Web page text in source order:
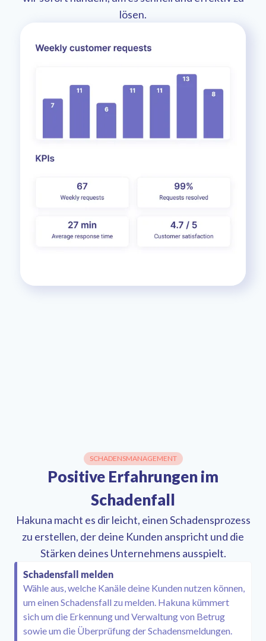
lösen.
SCHADENSMANAGEMENT
Positive Erfahrungen im
Schadenfall
Hakuna macht es dir leicht, einen Schadensprozess
zu erstellen, der deine Kunden anspricht und die
Stärken deines Unternehmens ausspielt.
Schadensfall melden
Wähle aus, welche Kanäle deine Kunden nutzen können,
um einen Schadensfall zu melden. Hakuna kümmert
sich um die Erkennung und Verwaltung von Betrug
sowie um die Überprüfung der Schadensmeldungen.